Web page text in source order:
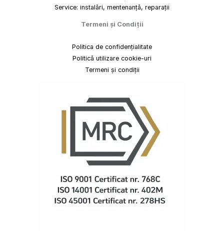
Service: instalări, mentenanță, reparații
Termeni și Condiții
Politica de confidențialitate
Politică utilizare cookie-uri
Termeni și condiții